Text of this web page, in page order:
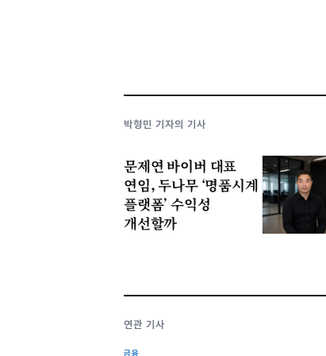
박형민 기자의 기사
문제연 바이버 대표
연임, 두나무 ‘명품시계
플랫폼’ 수익성
개선할까
연관 기사
금융